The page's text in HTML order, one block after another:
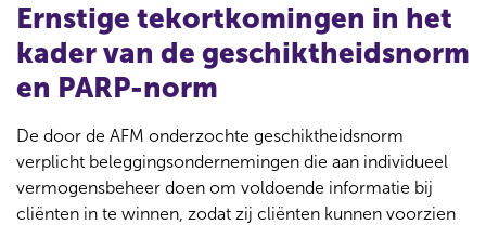
Ernstige tekortkomingen in het
kader van de geschiktheidsnorm
en PARP-norm
De door de AFM onderzochte geschiktheidsnorm
verplicht beleggingsondernemingen die aan individueel
vermogensbeheer doen om voldoende informatie bij
cliënten in te winnen, zodat zij cliënten kunnen voorzien